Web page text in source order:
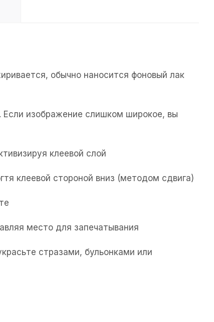
обычно наносится фоновый лак
изображение слишком широкое, вы
клеевой слой
клеевой стороной вниз (методом сдвига)
место для запечатывания
стразами, бульонками или